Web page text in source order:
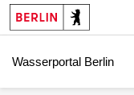
Springe zur Navigation
Springe zum Inhalt
Wasserportal Berlin